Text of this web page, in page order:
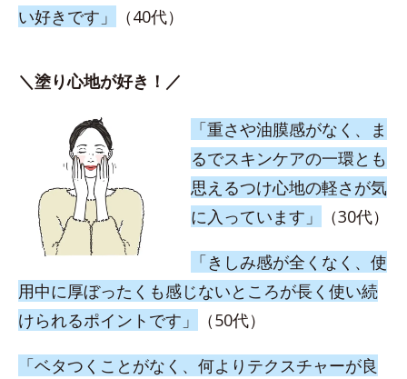
い好きです」
（40代）
＼塗り心地が好き！／
「重さや油膜感がなく、ま
るでスキンケアの一環とも
思えるつけ心地の軽さが気
に入っています」
（30代）
「きしみ感が全くなく、使
用中に厚ぼったくも感じないところが長く使い続
けられるポイントです」
（50代）
「ベタつくことがなく、何よりテクスチャーが良